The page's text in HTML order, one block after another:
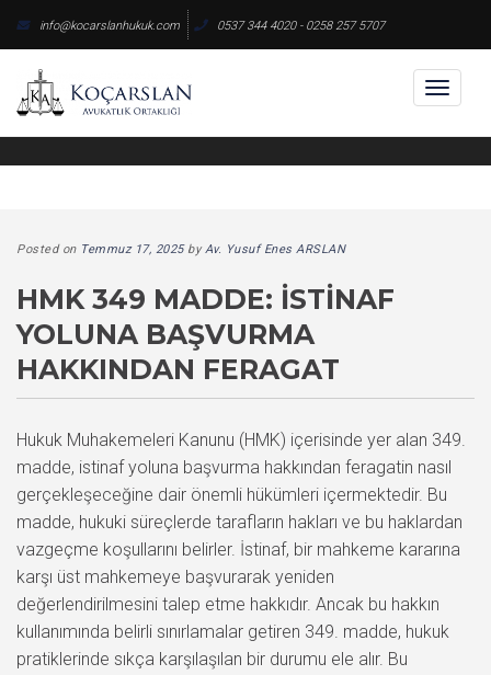
content
info@kocarslanhukuk.com 0537 344 4020 - 0258 257 5707
Posted on Temmuz 17, 2025byAv. Yusuf Enes ARSLAN
HMK 349 MADDE: İSTINAF
YOLUNA BAŞVURMA
HAKKINDAN FERAGAT
Hukuk Muhakemeleri Kanunu (HMK) içerisinde yer alan 349.
madde, istinaf yoluna başvurma hakkından feragatin nasıl
gerçekleşeceğine dair önemli hükümleri içermektedir. Bu
madde, hukuki süreçlerde tarafların hakları ve bu haklardan
vazgeçme koşullarını belirler. İstinaf, bir mahkeme kararına
karşı üst mahkemeye başvurarak yeniden
değerlendirilmesini talep etme hakkıdır. Ancak bu hakkın
kullanımında belirli sınırlamalar getiren 349. madde, hukuk
pratiklerinde sıkça karşılaşılan bir durumu ele alır. Bu